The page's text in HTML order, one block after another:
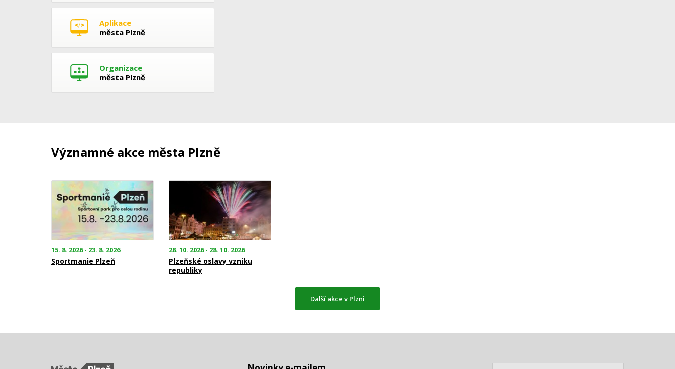
Aplikace
města Plzně
Organizace
města Plzně
Významné akce města Plzně
15. 8. 2026 - 23. 8. 2026
Sportmanie Plzeň
28. 10. 2026 - 28. 10. 2026
Plzeňské oslavy vzniku
republiky
Další akce v Plzni